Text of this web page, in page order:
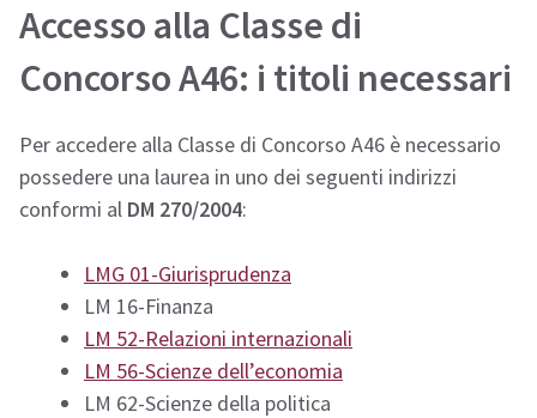
Accesso alla Classe di
Concorso A46: i titoli necessari
Per accedere alla Classe di Concorso A46 è necessario
possedere una laurea in uno dei seguenti indirizzi
conformi al DM 270/2004:
LMG 01-Giurisprudenza
LM 16-Finanza
LM 52-Relazioni internazionali
LM 56-Scienze dell’economia
LM 62-Scienze della politica